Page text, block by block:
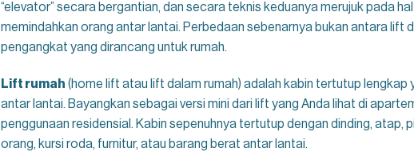
“elevator” secara bergantian, dan secara teknis keduanya merujuk pada
memindahkan orang antar lantai. Perbedaan sebenarnya bukan antara lift
pengangkat yang dirancang untuk rumah.
Lift rumah (home lift atau lift dalam rumah) adalah kabin tertutup
antar lantai. Bayangkan sebagai versi mini dari lift yang Anda lihat di
penggunaan residensial. Kabin sepenuhnya tertutup dengan dinding,
orang, kursi roda, furnitur, atau barang berat antar lantai.